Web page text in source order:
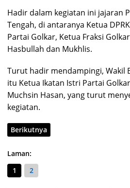
Hadir dalam kegiatan ini jajaran
Tengah, di antaranya Ketua
Partai Golkar, Ketua Fraksi
Hasbullah dan Mukhlis.
Turut hadir mendampingi, Wakil
itu Ketua Ikatan Istri Partai
Muchsin Hasan, yang turut
kegiatan.
Berikutnya
Laman:
1
2